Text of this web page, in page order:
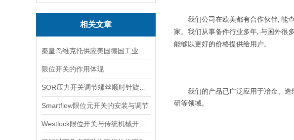
相关文章
限位开关的作用体现
Smartflow限位元开关的安装与调节
我们公司在欧美都有合作伙伴, 能
家。我们从事备件行业多年, 与国外很
能够以更好的价格提供给用户。
我们的产品已广泛应用于冶金、造
研等领域。